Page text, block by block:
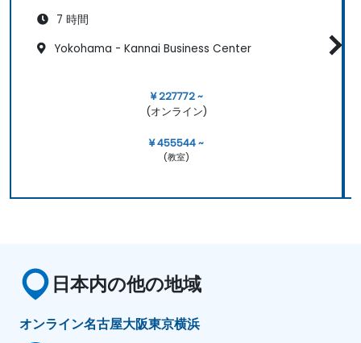
7 時間
Yokohama - Kannai Business Center
¥ 227772 ~
(オンライン)
¥ 455544 ~
(教室)
日本内の他の地域
オンライン名古屋大阪東京横浜